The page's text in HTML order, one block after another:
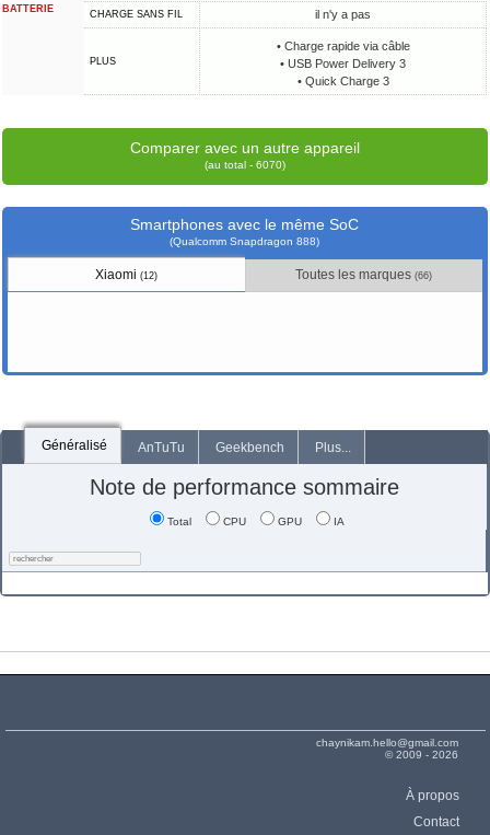
BATTERIE CHARGE SANS FIL il n'y a pas
PLUS
• Charge rapide via câble
• USB Power Delivery 3
• Quick Charge 3
Comparer avec un autre appareil
(au total - 6070)
Smartphones avec le même SoC
(Qualcomm Snapdragon 888)
Xiaomi(12) Toutes les marques(66)
Généralisé AnTuTu Geekbench Plus...
Note de performance sommaire
Total CPU GPU IA
chaynikam.hello@gmail.com
© 2009 - 2026
À propos
Contact